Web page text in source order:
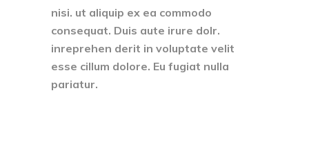
nisi. ut aliquip ex ea commodo
consequat. Duis aute irure dolr.
inreprehen derit in voluptate velit
esse cillum dolore. Eu fugiat nulla
pariatur.